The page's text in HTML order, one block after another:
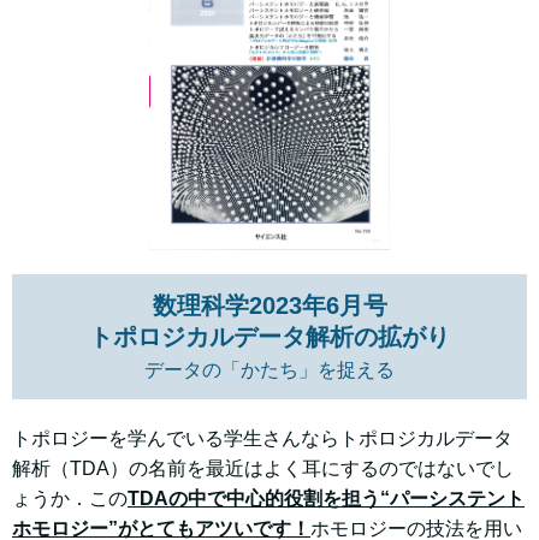
数理科学2023年6月号
トポロジカルデータ解析の拡がり
データの「かたち」を捉える
トポロジーを学んでいる学生さんならトポロジカルデータ
解析（TDA）の名前を最近はよく耳にするのではないでし
ょうか．このTDAの中で中心的役割を担う“パーシステント
ホモロジー”がとてもアツいです！ ホモロジーの技法を用い